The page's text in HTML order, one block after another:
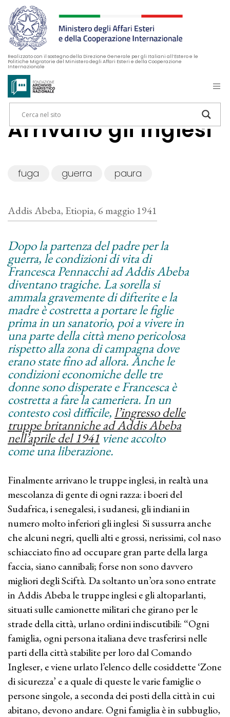
Realizzato con il sostegno della Direzione Generale per gli Italiani all’Estero e le
Politiche Migratorie del Ministero degli Affari Esteri e della Cooperazione
Internazionale
Arrivano gli inglesi
fuga guerra paura
Addis Abeba, Etiopia, 6 maggio 1941
Dopo la partenza del padre per la
guerra, le condizioni di vita di
Francesca Pennacchi ad Addis Abeba
diventano tragiche. La sorella si
ammala gravemente di difterite e la
madre è costretta a portare le figlie
prima in un sanatorio, poi a vivere in
una parte della città meno pericolosa
rispetto alla zona di campagna dove
erano state fino ad allora. Anche le
condizioni economiche delle tre
donne sono disperate e Francesca è
costretta a fare la cameriera. In un
contesto così difficile,l’ingresso delle
truppe britanniche ad Addis Abeba
nell’aprile del 1941 viene accolto
come una liberazione.
Finalmente arrivano le truppe inglesi, in realtà una
mescolanza di gente di ogni razza: i boeri del
Sudafrica, i senegalesi, i sudanesi, gli indiani in
numero molto inferiori gli inglesi Si sussurra anche
che alcuni negri, quelli alti e grossi, nerissimi, col naso
schiacciato fino ad occupare gran parte della larga
faccia, siano cannibali; forse non sono davvero
migliori degli Sciftà. Da soltanto un’ora sono entrate
in Addis Abeba le truppe inglesi e gli altoparlanti,
situati sulle camionette militari che girano per le
strade della città, urlano ordini indiscutibili: “Ogni
famiglia, ogni persona italiana deve trasferirsi nelle
parti della città stabilite per loro dal Comando
Ingleser, e viene urlato l’elenco delle cosiddette ‘Zone
di sicurezza’ e a quale di queste le varie famiglie o
persone singole, a seconda dei posti della città in cui
abitano, devono andare. Ogni famiglia è in subbuglio,